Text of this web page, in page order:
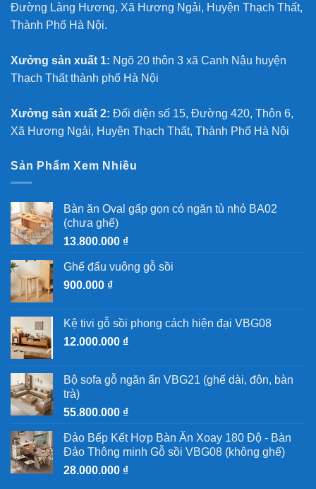
Đường Làng Hương, Xã Hương Ngải, Huyện Thạch Thất,
Thành Phố Hà Nội.
Xưởng sản xuất 1: Ngõ 20 thôn 3 xã Canh Nậu huyện
Thạch Thất thành phố Hà Nội
Xưởng sản xuất 2: Đối diện số 15, Đường 420, Thôn 6,
Xã Hương Ngải, Huyện Thạch Thất, Thành Phố Hà Nội
Sản Phẩm Xem Nhiều
Bàn ăn Oval gấp gọn có ngăn tủ nhỏ BA02
(chưa ghế)
13.800.000 ₫
Ghế đẩu vuông gỗ sồi
900.000 ₫
Kệ tivi gỗ sồi phong cách hiện đại VBG08
12.000.000 ₫
Bộ sofa gỗ ngăn ẩn VBG21 (ghế dài, đôn, bàn
trà)
55.800.000 ₫
Đảo Bếp Kết Hợp Bàn Ăn Xoay 180 Độ - Bàn
Đảo Thông minh Gỗ sồi VBG08 (không ghế)
28.000.000 ₫